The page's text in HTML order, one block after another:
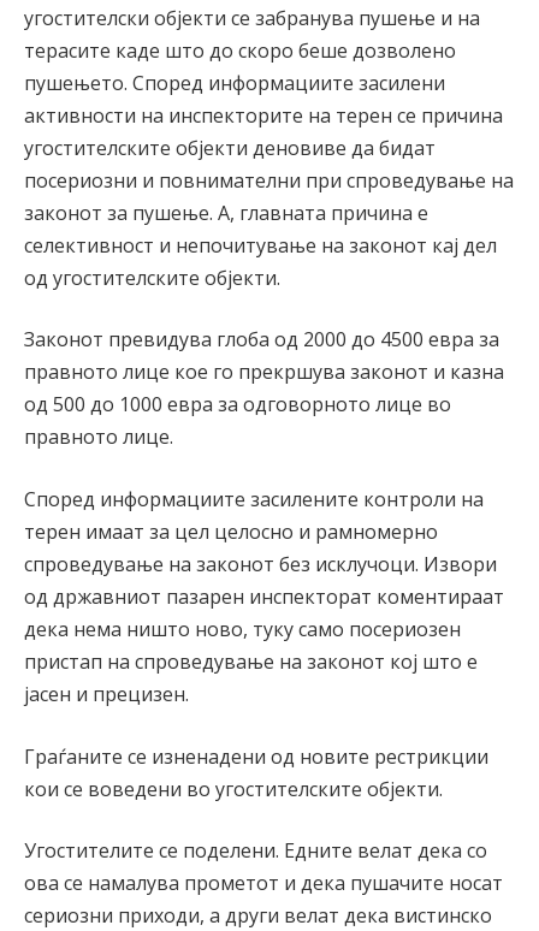
угостителски објекти се забранува пушење и на
терасите каде што до скоро беше дозволено
пушењето. Според информациите засилени
активности на инспекторите на терен се причина
угостителските објекти деновиве да бидат
посериозни и повнимателни при спроведување на
законот за пушење. А, главната причина е
селективност и непочитување на законот кај дел
од угостителските објекти.
Законот превидува глоба од 2000 до 4500 евра за
правното лице кое го прекршува законот и казна
од 500 до 1000 евра за одговорното лице во
правното лице.
Според информациите засилените контроли на
терен имаат за цел целосно и рамномерно
спроведување на законот без исклучоци. Извори
од државниот пазарен инспекторат коментираат
дека нема ништо ново, туку само посериозен
пристап на спроведување на законот кој што е
јасен и прецизен.
Граѓаните се изненадени од новите рестрикции
кои се воведени во угостителските објекти.
Угостителите се поделени. Едните велат дека со
ова се намалува прометот и дека пушачите носат
сериозни приходи, а други велат дека вистинско